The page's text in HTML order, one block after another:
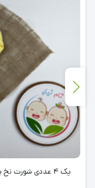
پک 4 عددی شورت نخ پنبه دخترانه طرح ستاره لیمویی رنگ